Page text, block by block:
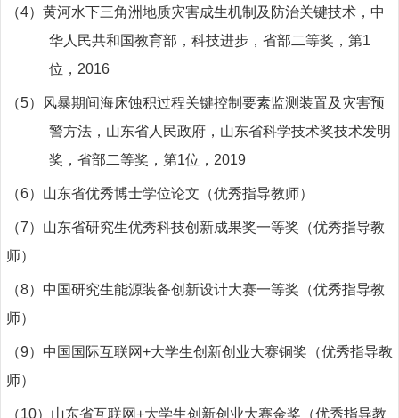
（4）黄河水下三角洲地质灾害成生机制及防治关键技术，中
华人民共和国教育部，科技进步，省部二等奖，第1
位， 2016
（5）风暴期间海床蚀积过程关键控制要素监测装置及灾害预
警方法，山东省人民政府，山东省科学技术奖技术发明
奖，省部二等奖，第1位， 2019
（6）山东省优秀博士学位论文（优秀指导教师）
（7）山东省研究生优秀科技创新成果奖一等奖（优秀指导教
师）
（8）中国研究生能源装备创新设计大赛一等奖（优秀指导教
师）
（9）中国国际互联网+大学生创新创业大赛铜奖（优秀指导教
师）
（10）山东省互联网+大学生创新创业大赛金奖（优秀指导教